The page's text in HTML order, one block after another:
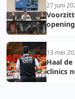
27 juni
13 mei
Haal
clinics